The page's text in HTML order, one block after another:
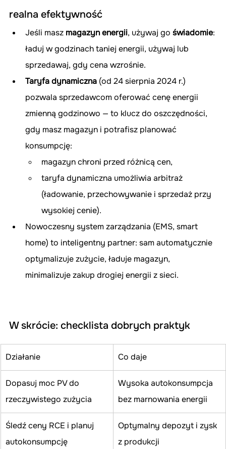
realna efektywność
Jeśli masz magazyn energii, używaj go świadomie:
ładuj w godzinach taniej energii, używaj lub
sprzedawaj, gdy cena wzrośnie.
Taryfa dynamiczna (od 24 sierpnia 2024 r.)
pozwala sprzedawcom oferować cenę energii
zmienną godzinowo — to klucz do oszczędności,
gdy masz magazyn i potrafisz planować
konsumpcję:
magazyn chroni przed różnicą cen,
taryfa dynamiczna umożliwia arbitraż
(ładowanie, przechowywanie i sprzedaż przy
wysokiej cenie).
Nowoczesny system zarządzania (EMS, smart
home) to inteligentny partner: sam automatycznie
optymalizuje zużycie, ładuje magazyn,
minimalizuje zakup drogiej energii z sieci.
W skrócie: checklista dobrych praktyk
Działanie Co daje
Dopasuj moc PV do
rzeczywistego zużycia
Wysoka autokonsumpcja
bez marnowania energii
Śledź ceny RCE i planuj
autokonsumpcję
Optymalny depozyt i zysk
z produkcji